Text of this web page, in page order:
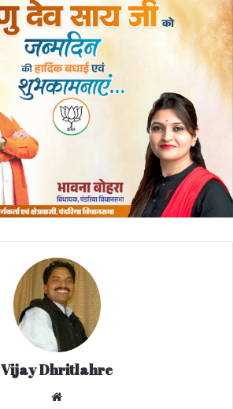
Vijay Dhritlahre